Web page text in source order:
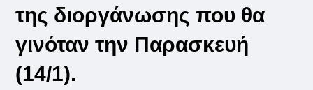
της διοργάνωσης που θα
γινόταν την Παρασκευή
(14/1).